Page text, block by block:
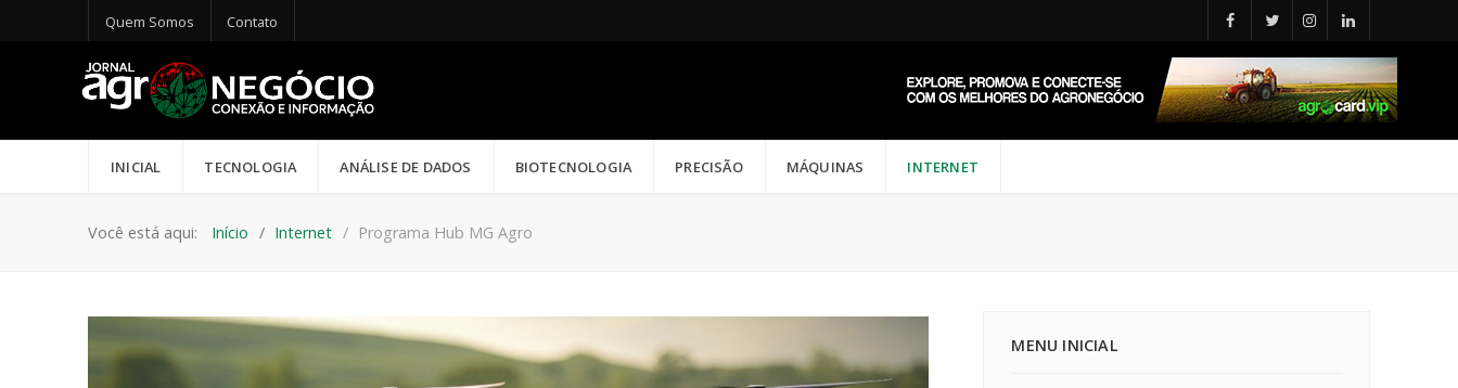
Quem Somos Contato
INICIAL TECNOLOGIA ANÁLISE DE DADOS BIOTECNOLOGIA PRECISÃO MÁQUINAS INTERNET
Você está aqui: Início Internet Programa Hub MG Agro
MENU INICIAL